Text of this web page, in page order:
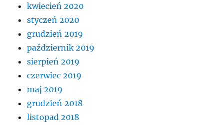
kwiecień 2020
styczeń 2020
grudzień 2019
październik 2019
sierpień 2019
czerwiec 2019
maj 2019
grudzień 2018
listopad 2018